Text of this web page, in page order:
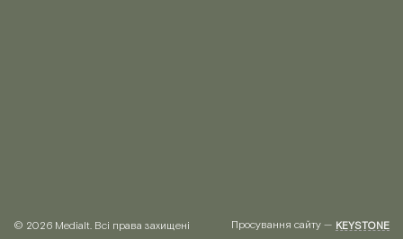
© 2026 Medialt. Всі права захищені Просування сайту — KEYSTONE